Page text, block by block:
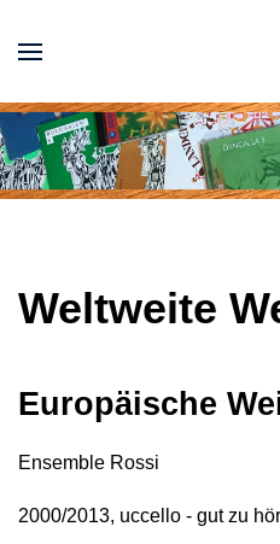
Weltweite
Europäische
Ensemble Rossi
2000/2013, uccello - gut zu